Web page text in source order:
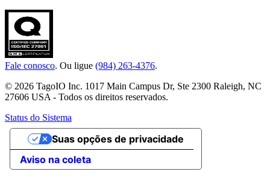
Fale conosco. Ou ligue (984) 263-4376.
© 2026 TagoIO Inc. 1017 Main Campus Dr, Ste 2300 Raleigh, NC
27606 USA - Todos os direitos reservados.
Status do Sistema
Aviso na coleta
Suas opções de privacidade